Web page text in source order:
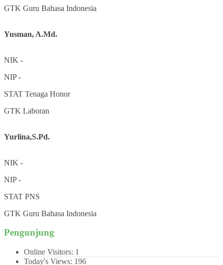
GTK Guru Bahasa Indonesia
Yusman, A.Md.
NIK -
NIP-
STAT Tenaga Honor
GTK Laboran
Yurlina,S.Pd.
NIK -
NIP-
STAT PNS
GTK Guru Bahasa Indonesia
Pengunjung
Online Visitors: 1
Today's Views: 196